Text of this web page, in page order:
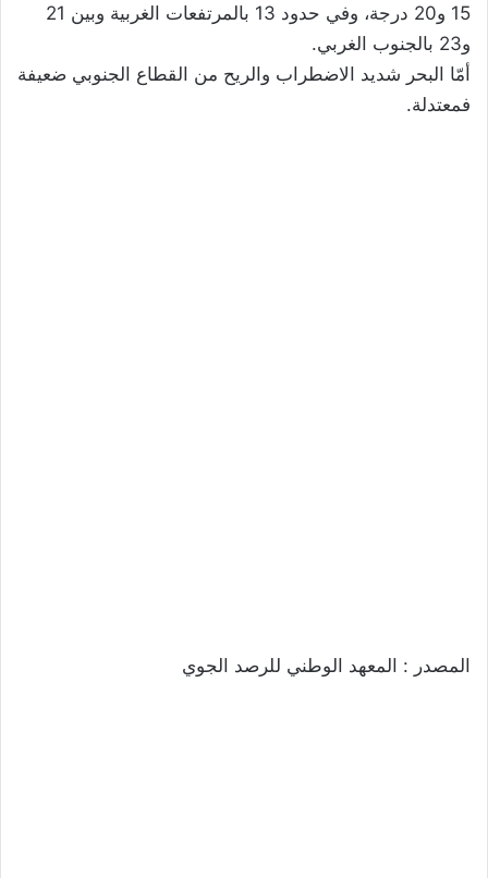
15 و20 درجة، وفي حدود 13 بالمرتفعات الغربية وبين 21
و23 بالجنوب الغربي.
أمّا البحر شديد الاضطراب والريح من القطاع الجنوبي ضعيفة
فمعتدلة.
المصدر : المعهد الوطني للرصد الجوي